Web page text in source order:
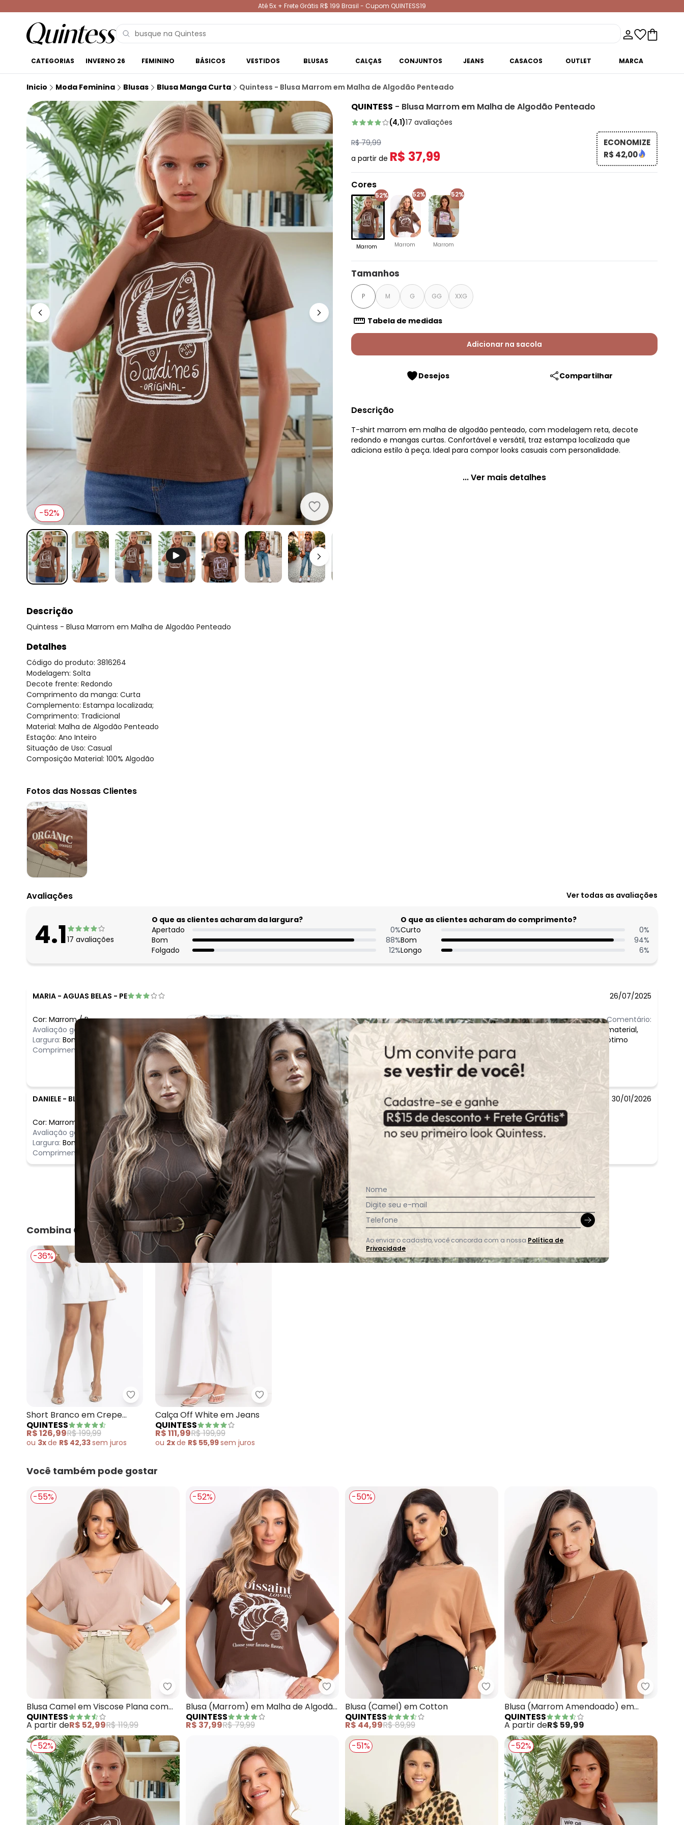
Até 5x + Frete Grátis R$ 199 Brasil - Cupom QUINTESS19
CATEGORIAS INVERNO 26 FEMININO BÁSICOS VESTIDOS BLUSAS CALÇAS CONJUNTOS JEANS CASACOS OUTLET MARCA
Inicio Moda Feminina Blusas Blusa Manga Curta Quintess - Blusa Marrom em Malha de Algodão Penteado
Quintess - Blusa Marrom em Malha de Algodão Penteado
-52%
QUINTESS - Blusa Marrom em Malha de Algodão Penteado
(4,1)17 avaliações
R$ 79,99
a partir de R$ 37,99
ECONOMIZE
R$ 42,00
Cores
52%
Marrom
52%
Marrom
52%
Marrom
Tamanhos
P M G GG XXG
Tabela de medidas
Adicionar na sacola
Desejos Compartilhar
Descrição
T-shirt marrom em malha de algodão penteado, com modelagem reta, decote
redondo e mangas curtas. Confortável e versátil, traz estampa localizada que
adiciona estilo à peça. Ideal para compor looks casuais com personalidade.
... Ver mais detalhes
Descrição
Quintess - Blusa Marrom em Malha de Algodão Penteado
Detalhes
Código do produto: 3816264
Modelagem: Solta
Decote frente: Redondo
Comprimento da manga: Curta
Complemento: Estampa localizada;
Comprimento: Tradicional
Material: Malha de Algodão Penteado
Estação: Ano Inteiro
Situação de Uso: Casual
Composição Material: 100% Algodão
Fotos das Nossas Clientes
Avaliações Ver todas as avaliações
4.117 avaliações
O que as clientes acharam da largura?
Apertado
0%
Bom
88%
Folgado
12%
O que as clientes acharam do comprimento?
Curto
0%
Bom
94%
Longo
6%
MARIA - AGUAS BELAS - PE 26/07/2025
Cor: Marrom/P
Avaliação geral do produto:
Largura: Bom
Comprimento:
Comentário:
material,
ótimo
DANIELE - BLUMENAU - SC 30/01/2026
Cor: Marrom
Avaliação geral do produto: Incrível
Largura: Bom
Comprimento:
Bom
Comentário:
Essa blusa é muito linda.
Ver todas as avaliações
Combina Com
-36%
Quintess - Short Branco em Crepe Plano
Short Branco em Crepe
Plano
QUINTESS
R$ 126,99R$ 199,99
ou 3xde R$ 42,33sem juros
-44%
Quintess - Calça Off White em Jeans
Calça Off White em Jeans
QUINTESS
R$ 111,99R$ 199,99
ou 2xde R$ 55,99sem juros
Você também pode gostar
-55%
Quintess - Blusa Camel em Viscose Plana com Decote V e Detalhe de Nó
Blusa Camel em Viscose Plana com
Decote V e Detalhe de Nó
QUINTESS
A partir deR$ 52,99R$ 119,99
-52%
Quintess - Blusa (Marrom) em Malha de Algodão Penteado
Blusa (Marrom) em Malha de Algodão
Penteado
QUINTESS
R$ 37,99R$ 79,99
-50%
Quintess - Blusa (Camel) em Cotton
Blusa (Camel) em Cotton
QUINTESS
R$ 44,99R$ 89,99
Quintess
Blusa (Marrom Amendoado) em
Malha Canelada
QUINTESS
A partir deR$ 59,99
-52%
-51% -52%
Nome
Digite seu e-mail
Telefone
Ao enviar o cadastro, você concorda com a nossa Política de
Privacidade